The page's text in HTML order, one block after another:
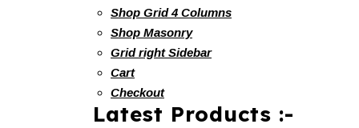
Shop Grid 4 Columns
Shop Masonry
Grid right Sidebar
Cart
Checkout
Latest Products :-